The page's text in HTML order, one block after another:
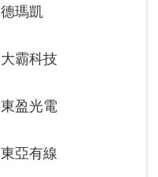
德瑪凱
大霸科技
東盈光電
東亞有線